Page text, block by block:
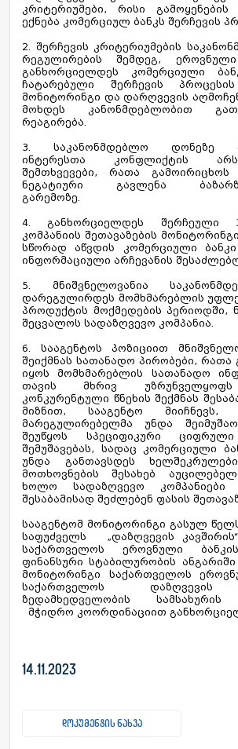
კრიტერიუმები, რისი
ექნება კომერციულ ბანკს შერჩევის
2. შერჩევის კრიტერიუმების
რეგულირების შემდეგ,
განხორციელდეს კომერციული
ჩატარებული შერჩევის
მონიტორინგი და დარღვევის
მოხდეს კანონმდებლობით
რეაგირება.
3. საკანონმდებლო დონეზე
ინტერესთა კონფლიქტის
შემთხვევები, რათა
ნეგატიური გავლენა ბაზარზე/
გარემოზე.
4. განხორციელდეს შერჩეული
კომპანიის შეთავაზების
სწორად აწვდის კომერციული
ინფორმაციული არჩევანის
5. მნიშვნელოვანია
დარეგულირდეს მომხმარებლის
პროდუქტის მოქმედების პერიოდში,
შეცვალოს სადაზღვევო კომპანია.
6. სააგენტოს პოზიციით
შეიქმნას სათანადო პირობები, რათა
იყოს მომხმარებლის სათანადო
თავის მხრივ უზრუნველყოფს
კონკურენტული წნეხის შექმნას
მიზნით, სააგენტო
მარეგულირებელმა უნდა
შეუწყოს სპეციფიკური
შემუშავებას, სადაც კომერციული
უნდა განთავსდეს
მოთხოვნების შესახებ
ხოლო სადაზღვევო კომპანიები
შესაბამისად შეძლებენ ფასის
სააგენტომ მონიტორინგი გასულ
საფუძველს „დაზღვევის
საქართველოს ეროვნული
ფინანსური სტაბილურობის
მონიტორინგი საქართველოს
საქართველოს დაზღვევის
ზედამხედველობის
მჭიდრო კოორდინაციით
14.11.2023
დოკუმენტის ნახვა